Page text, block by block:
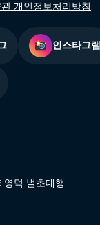
개인정보처리방침
인스타그램
덕 벌초대행